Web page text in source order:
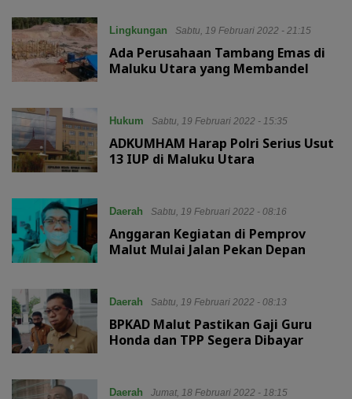
Lingkungan Sabtu, 19 Februari 2022 - 21:15
Ada Perusahaan Tambang Emas di
Maluku Utara yang Membandel
Hukum Sabtu, 19 Februari 2022 - 15:35
ADKUMHAM Harap Polri Serius Usut
13 IUP di Maluku Utara
Daerah Sabtu, 19 Februari 2022 - 08:16
Anggaran Kegiatan di Pemprov
Malut Mulai Jalan Pekan Depan
Daerah Sabtu, 19 Februari 2022 - 08:13
BPKAD Malut Pastikan Gaji Guru
Honda dan TPP Segera Dibayar
Daerah Jumat, 18 Februari 2022 - 18:15